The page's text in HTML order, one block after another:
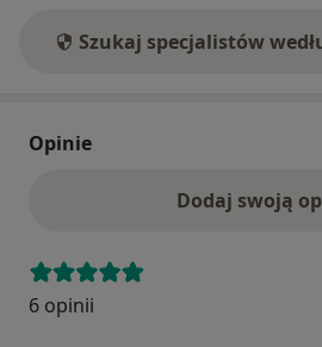
Szukaj specjalistów
Opinie
Dodaj swoją
6 opinii